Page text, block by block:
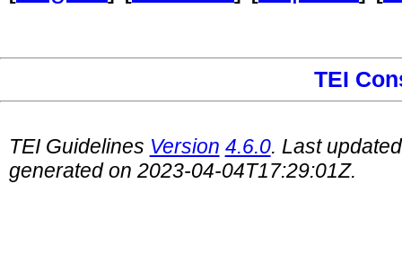
TEI
TEI Guidelines Version 4.6.0. Last
generated on 2023-04-04T17:29:01Z.